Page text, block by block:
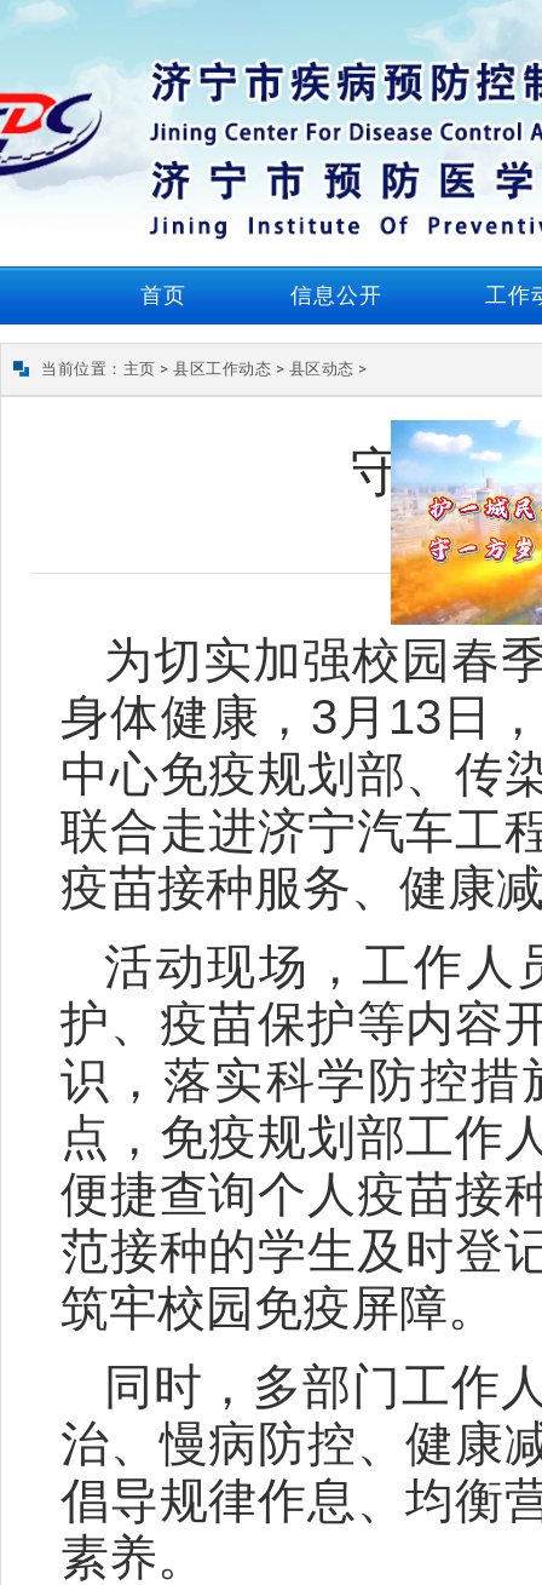
首页 信息公开 工作
当前位置： 主页 > 县区工作动态 > 县区动态 >
守护师
为切实加强校园春
身体健康，3月13日
中心免疫规划部、传
联合走进济宁汽车工
疫苗接种服务、健康
活动现场，工作人
护、疫苗保护等内容
识，落实科学防控
点，免疫规划部工作
便捷查询个人疫苗接
范接种的学生及时登
筑牢校园免疫屏障。
同时，多部门工作
治、慢病防控、健康
倡导规律作息、均衡
素养。